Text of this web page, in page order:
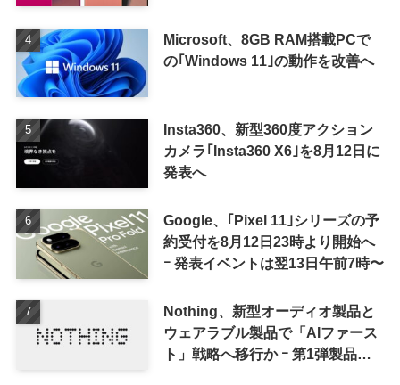
Microsoft、8GB RAM搭載PCで
の｢Windows 11｣の動作を改善へ
Insta360、新型360度アクション
カメラ｢Insta360 X6｣を8月12日に
発表へ
Google、｢Pixel 11｣シリーズの予
約受付を8月12日23時より開始へ
ｰ 発表イベントは翌13日午前7時〜
Nothing、新型オーディオ製品と
ウェアラブル製品で「AIファース
ト」戦略へ移行か ｰ 第1弾製品は